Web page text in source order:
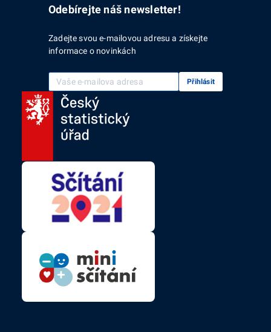
Odebírejte náš newsletter!
Zadejte svou e-mailovou adresu a získejte
informace o novinkách
Vaše e-mailová adresa Přihlásit